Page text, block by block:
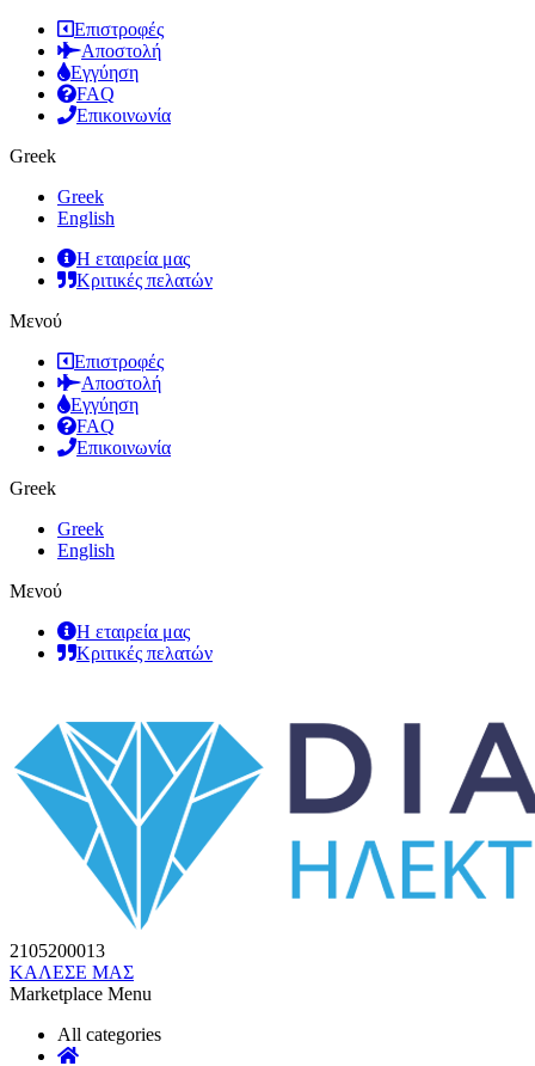
Επιστροφές
Αποστολή
Εγγύηση
FAQ
Επικοινωνία
Greek
Greek
English
Η εταιρεία μας
Κριτικές πελατών
Μενού
Επιστροφές
Αποστολή
Εγγύηση
FAQ
Επικοινωνία
Greek
Greek
English
Μενού
Η εταιρεία μας
Κριτικές πελατών
2105200013
ΚΑΛΕΣΕ ΜΑΣ
Marketplace Menu
All categories